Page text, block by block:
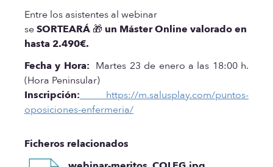
Entre los asistentes al webinar
seSORTEARÁ 🎁 un Máster Online valorado en
hasta 2.490€.
Fecha y Hora: Martes 23 de enero a las 18:00 h.
(Hora Peninsular)
Inscripción:
https://m.salusplay.com/puntos-
oposiciones-enfermeria/
Ficheros relacionados